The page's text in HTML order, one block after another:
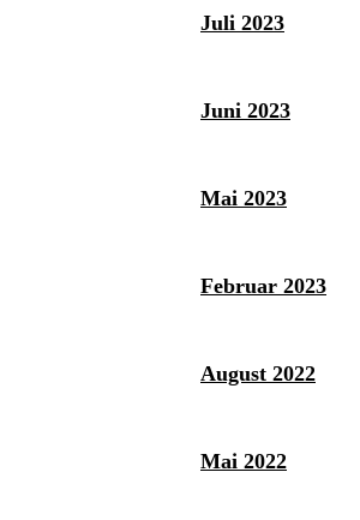
Juli 2023
Juni 2023
Mai 2023
Februar 2023
August 2022
Mai 2022